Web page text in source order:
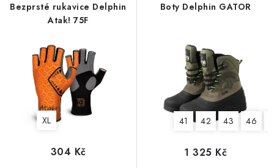
Bezprsté rukavice Delphin
Atak! 75F
XL
304 Kč
Boty Delphin GATOR
41 42 43 46
1 325 Kč